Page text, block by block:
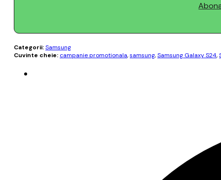
Categorii:Samsung
Cuvinte cheie: campanie promotionala,samsung,Samsung Galaxy S24,